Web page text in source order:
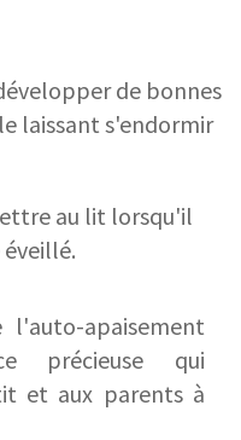
de bonnes
laissant s'endormir
au lit lorsqu'il
apaisement
précieuse qui
et aux parents à